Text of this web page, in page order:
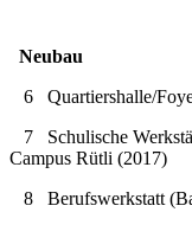
Neubau
6 Quartiershalle/
7 Schulische
Campus Rütli (2017)
8 Berufswerkstatt